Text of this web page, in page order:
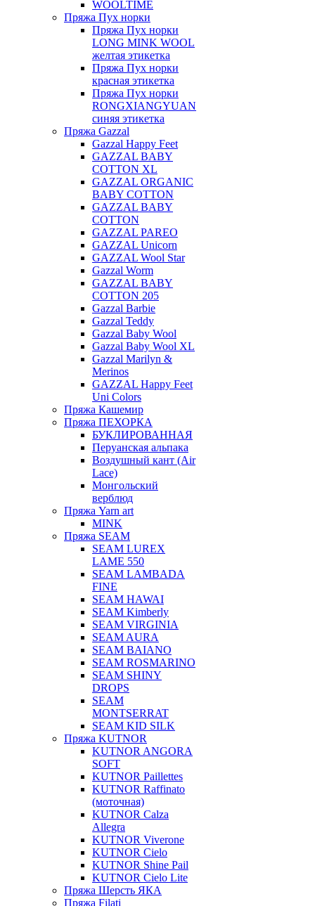
WOOLTIME
Пряжа Пух норки
Пряжа Пух норки
LONG MINK WOOL
желтая этикетка
Пряжа Пух норки
красная этикетка
Пряжа Пух норки
RONGXIANGYUAN
синяя этикетка
Пряжа Gazzal
Gazzal Happy Feet
GAZZAL BABY
COTTON XL
GAZZAL ORGANIC
BABY COTTON
GAZZAL BABY
COTTON
GAZZAL PAREO
GAZZAL Unicorn
GAZZAL Wool Star
Gazzal Worm
GAZZAL BABY
COTTON 205
Gazzal Barbie
Gazzal Teddy
Gazzal Baby Wool
Gazzal Baby Wool XL
Gazzal Marilyn &
Merinos
GAZZAL Happy Feet
Uni Colors
Пряжа Кашемир
Пряжа ПЕХОРКА
БУКЛИРОВАННАЯ
Перуанская альпака
Воздушный кант (Air
Lace)
Монгольский
верблюд
Пряжа Yarn art
MINK
Пряжа SEAM
SEAM LUREX
LAME 550
SEAM LAMBADA
FINE
SEAM HAWAI
SEAM Kimberly
SEAM VIRGINIA
SEAM AURA
SEAM BAIANO
SEAM ROSMARINO
SEAM SHINY
DROPS
SEAM
MONTSERRAT
SEAM KID SILK
Пряжа KUTNOR
KUTNOR ANGORA
SOFT
KUTNOR Paillettes
KUTNOR Raffinato
(моточная)
KUTNOR Calza
Allegra
KUTNOR Viverone
KUTNOR Cielo
KUTNOR Shine Pail
KUTNOR Cielo Lite
Пряжа Шерсть ЯКА
Пряжа Filati